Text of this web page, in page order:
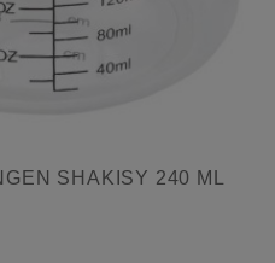
SHAKISY 240 ML